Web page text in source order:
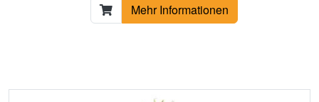
Mehr Informationen